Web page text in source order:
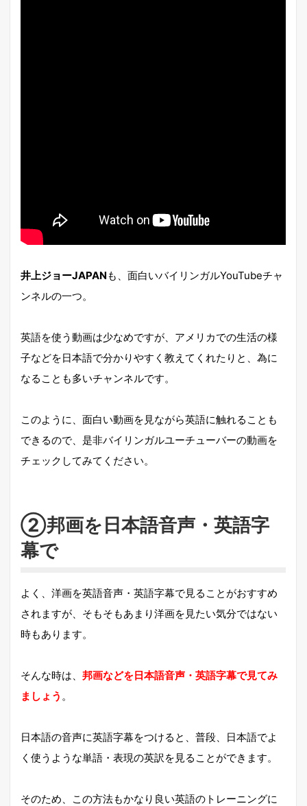
井上ジョーJAPANも、面白いバイリンガルYouTubeチャ
ンネルの一つ。
英語を使う動画は少なめですが、アメリカでの生活の様
子などを日本語で分かりやすく教えてくれたりと、為に
なることも多いチャンネルです。
このように、面白い動画を見ながら英語に触れることも
できるので、是非バイリンガルユーチューバーの動画を
チェックしてみてください。
②邦画を日本語音声・英語字
幕で
よく、洋画を英語音声・英語字幕で見ることがおすすめ
されますが、そもそもあまり洋画を見たい気分ではない
時もあります。
そんな時は、 邦画などを日本語音声・英語字幕で見てみ
ましょう 。
日本語の音声に英語字幕をつけると、普段、日本語でよ
く使うような単語・表現の英訳を見ることができます。
そのため、この方法もかなり良い英語のトレーニングに